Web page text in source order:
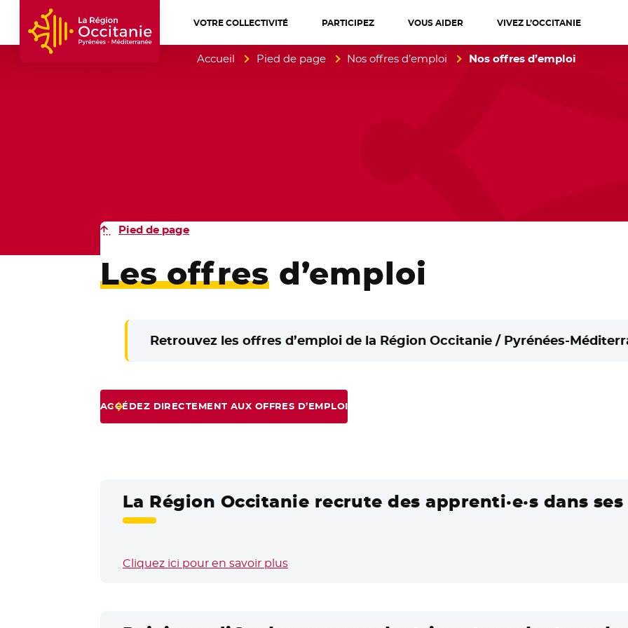
Accueil Région Occitanie / Pyrénées-Méditerranée
VOTRE COLLECTIVITÉ PARTICIPEZ VOUS AIDER VIVEZ L’OCCITANIE
Accueil Pied de page Nos offres d’emploi Nos offres d’emploi
Pied de page
Les offresd’emploi
Retrouvez les offres d’emploi de la Région Occitanie / Pyrénées-
ACCÉDEZ DIRECTEMENT AUX OFFRES D’EMPLOI
La Région Occitanie recrute des apprenti·e·s dans
Cliquez ici pour en savoir plus